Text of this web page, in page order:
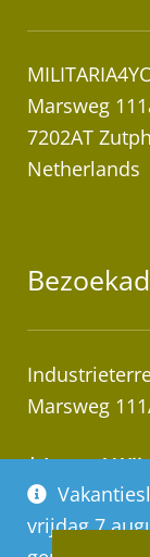
vrijdag 7
Marsweg
7202AT
Netherlands
Marsweg
* Let op! Wij
Afhalen van